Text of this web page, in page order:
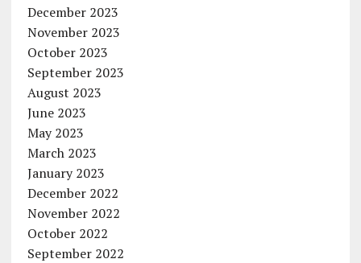
December 2023
November 2023
October 2023
September 2023
August 2023
June 2023
May 2023
March 2023
January 2023
December 2022
November 2022
October 2022
September 2022